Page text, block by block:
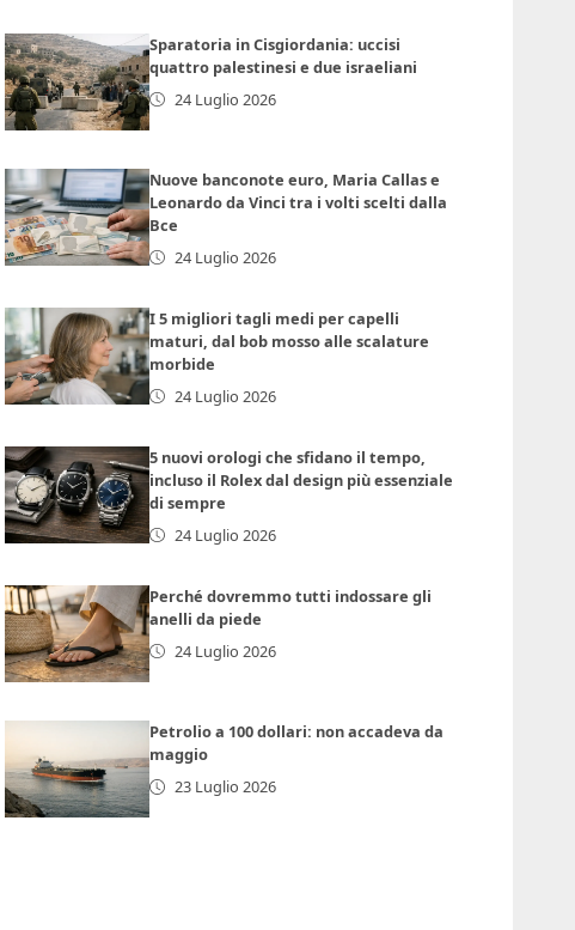
Sparatoria in Cisgiordania: uccisi
quattro palestinesi e due israeliani
24 Luglio 2026
Nuove banconote euro, Maria Callas e
Leonardo da Vinci tra i volti scelti dalla
Bce
24 Luglio 2026
I 5 migliori tagli medi per capelli
maturi, dal bob mosso alle scalature
morbide
24 Luglio 2026
5 nuovi orologi che sfidano il tempo,
incluso il Rolex dal design più essenziale
di sempre
24 Luglio 2026
Perché dovremmo tutti indossare gli
anelli da piede
24 Luglio 2026
Petrolio a 100 dollari: non accadeva da
maggio
23 Luglio 2026